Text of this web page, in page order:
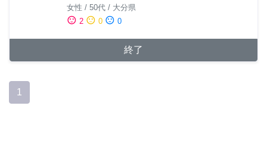
女性 / 50代 / 大分県
sentiment_satisfied 2 sentiment_neutral 0 sentiment_dissatisfied 0
終了
1